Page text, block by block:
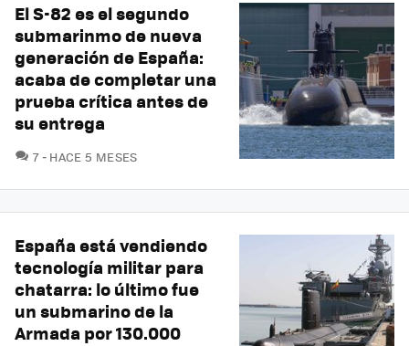
El S-82 es el segundo
submarinmo de nueva
generación de España:
acaba de completar una
prueba crítica antes de
su entrega
7COMENTARIOS
HACE 5 MESES
España está vendiendo
tecnología militar para
chatarra: lo último fue
un submarino de la
Armada por 130.000